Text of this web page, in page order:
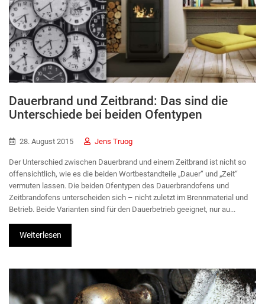
Dauerbrand und Zeitbrand: Das sind die
Unterschiede bei beiden Ofentypen
28. August 2015 Jens Truog
Der Unterschied zwischen Dauerbrand und einem Zeitbrand ist nicht so
offensichtlich, wie es die beiden Wortbestandteile „Dauer“ und „Zeit“
vermuten lassen. Die beiden Ofentypen des Dauerbrandofens und
Zeitbrandofens unterscheiden sich – nicht zuletzt im Brennmaterial und
Betrieb. Beide Varianten sind für den Dauerbetrieb geeignet, nur au...
Weiterlesen